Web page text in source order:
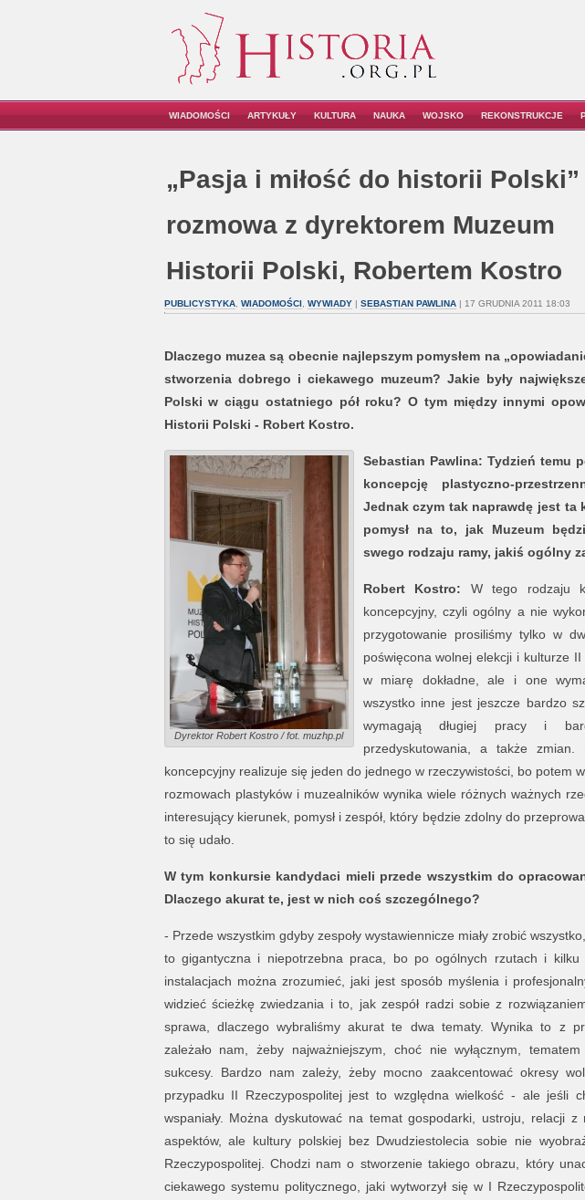
WIADOMOŚCI ARTYKUŁY KULTURA NAUKA WOJSKO REKONSTRUKCJE
„Pasja i miłość do historii Polski”
rozmowa z dyrektorem Muzeum
Historii Polski, Robertem Kostro
PUBLICYSTYKA, WIADOMOŚCI, WYWIADY| SEBASTIAN PAWLINA| 17 GRUDNIA 2011 18:03
Dlaczego muzea są obecnie najlepszym pomysłem na
stworzenia dobrego i ciekawego muzeum? Jakie były
Polski w ciągu ostatniego pół roku? O tym między innymi
Historii Polski - Robert Kostro.
Dyrektor Robert Kostro / fot. muzhp.pl
Sebastian Pawlina: Tydzień temu
koncepcję plastyczno-
Jednak czym tak naprawdę jest
pomysł na to, jak Muzeum
swego rodzaju ramy, jakiś ogólny
Robert Kostro: W tego rodzaju
koncepcyjny, czyli ogólny a nie
przygotowanie prosiliśmy tylko w
poświęcona wolnej elekcji i kulturze
w miarę dokładne, ale i one
wszystko inne jest jeszcze bardzo
wymagają długiej pracy i
przedyskutowania, a także
koncepcyjny realizuje się jeden do jednego w rzeczywistości, bo potem
rozmowach plastyków i muzealników wynika wiele różnych ważnych
interesujący kierunek, pomysł i zespół, który będzie zdolny do
to się udało.
W tym konkursie kandydaci mieli przede wszystkim do
Dlaczego akurat te, jest w nich coś szczególnego?
- Przede wszystkim gdyby zespoły wystawiennicze miały zrobić
to gigantyczna i niepotrzebna praca, bo po ogólnych rzutach i kilku
instalacjach można zrozumieć, jaki jest sposób myślenia i
widzieć ścieżkę zwiedzania i to, jak zespół radzi sobie z
sprawa, dlaczego wybraliśmy akurat te dwa tematy. Wynika to z
zależało nam, żeby najważniejszym, choć nie wyłącznym,
sukcesy. Bardzo nam zależy, żeby mocno zaakcentować okresy
przypadku II Rzeczypospolitej jest to względna wielkość - ale jeśli
wspaniały. Można dyskutować na temat gospodarki, ustroju, relacji
aspektów, ale kultury polskiej bez Dwudziestolecia sobie nie
Rzeczypospolitej. Chodzi nam o stworzenie takiego obrazu, który
ciekawego systemu politycznego, jaki wytworzył się w I